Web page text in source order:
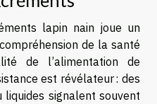
lapin nain joue un
de la santé
de l’alimentation de
est révélateur : des
signalent souvent